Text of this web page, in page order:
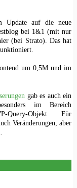
Update auf die neue
bei 1&1 (mit nur
(bei Strato). Das hat
um 0,5M und im
gab es auch ein
im Bereich
Query-Objekt. Für
Veränderungen, aber